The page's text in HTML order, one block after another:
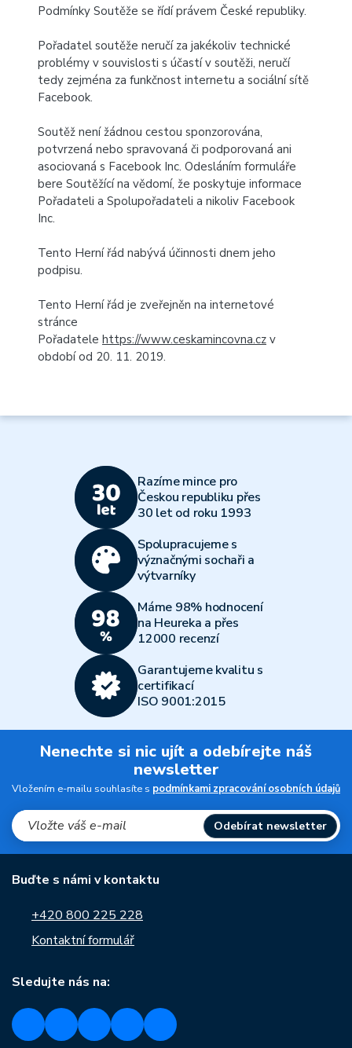
Podmínky Soutěže se řídí právem České republiky.
Pořadatel soutěže neručí za jakékoliv technické
problémy v souvislosti s účastí v soutěži, neručí
tedy zejména za funkčnost internetu a sociální sítě
Facebook.
Soutěž není žádnou cestou sponzorována,
potvrzená nebo spravovaná či podporovaná ani
asociovaná s Facebook Inc. Odesláním formuláře
bere Soutěžící na vědomí, že poskytuje informace
Pořadateli a Spolupořadateli a nikoliv Facebook
Inc.
Tento Herní řád nabývá účinnosti dnem jeho
podpisu.
Tento Herní řád je zveřejněn na internetové
stránce
Pořadatele https://www.ceskamincovna.cz v
období od 20. 11. 2019.
Razíme mince pro
Českou republiku přes
30 let od roku 1993
Spolupracujeme s
význačnými sochaři a
výtvarníky
Máme 98% hodnocení
na Heureka a přes
12000 recenzí
Garantujeme kvalitu s
certifikací
ISO 9001:2015
Nenechte si nic ujít a odebírejte náš
newsletter
Vložením e-mailu souhlasíte s podmínkami zpracování osobních údajů
Odebírat newsletter
Buďte s námi v kontaktu
+420 800 225 228
Kontaktní formulář
Sledujte nás na: